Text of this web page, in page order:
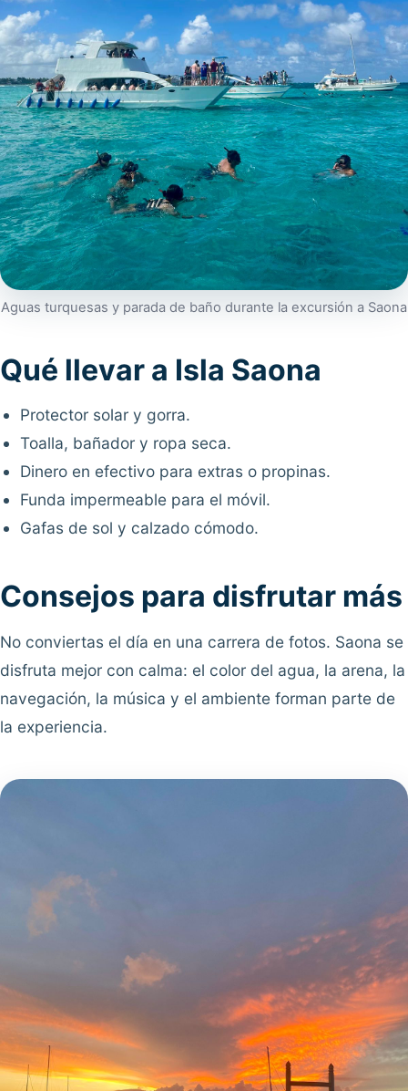
Aguas turquesas y parada de baño durante la excursión a Saona
Qué llevar a Isla Saona
Protector solar y gorra.
Toalla, bañador y ropa seca.
Dinero en efectivo para extras o propinas.
Funda impermeable para el móvil.
Gafas de sol y calzado cómodo.
Consejos para disfrutar más
No conviertas el día en una carrera de fotos. Saona se
disfruta mejor con calma: el color del agua, la arena, la
navegación, la música y el ambiente forman parte de
la experiencia.